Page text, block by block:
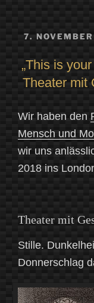
VERÖFFENTLICHT
7.
„This is
Theater mit
Wir haben den
Mensch und
wir uns
2018 ins
Theater mit
Stille.
Donnerschlag